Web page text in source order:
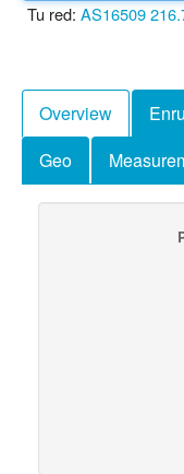
Tu red: AS16509
Overview
Geo